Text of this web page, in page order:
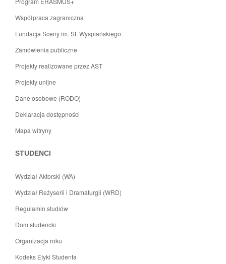
Współpraca zagraniczna
Fundacja Sceny im. St. Wyspiańskiego
Zamówienia publiczne
Projekty realizowane przez AST
Projekty unijne
Dane osobowe (RODO)
Deklaracja dostępności
Mapa witryny
STUDENCI
Wydział Aktorski (WA)
Wydział Reżyserii i Dramaturgii (WRD)
Regulamin studiów
Dom studencki
Organizacja roku
Kodeks Etyki Studenta